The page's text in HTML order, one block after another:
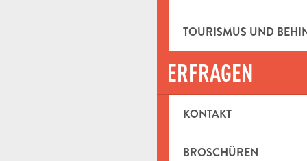
TOURISMUS UND
ERFRAGEN
KONTAKT
BROSCHÜREN